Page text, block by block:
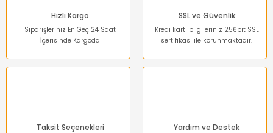
Hızlı Kargo
Siparişleriniz En Geç 24 Saat
İçerisinde Kargoda
SSL ve Güvenlik
Kredi kartı bilgileriniz 256bit SSL
sertifikası ile korunmaktadır.
Taksit Seçenekleri Yardım ve Destek